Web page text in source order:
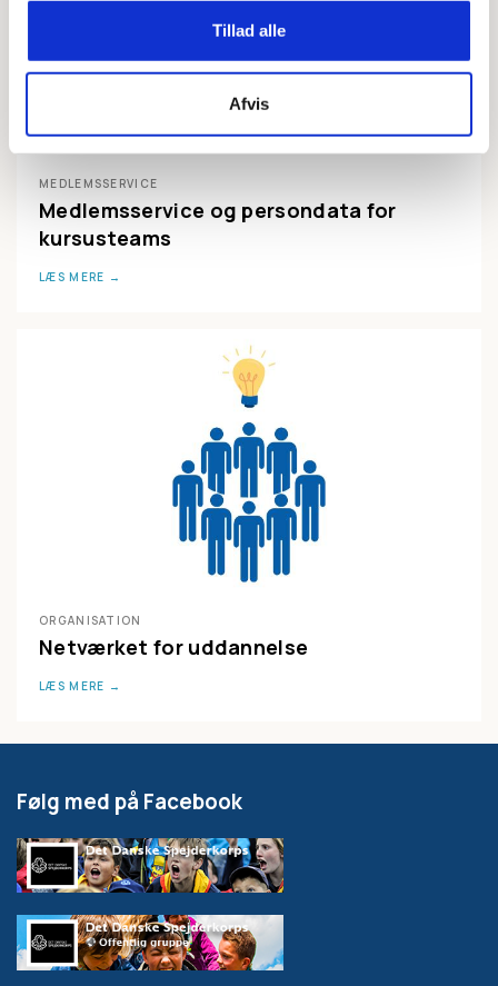
Tillad alle
Afvis
MEDLEMSSERVICE
Medlemsservice og persondata for
kursusteams
LÆS MERE
ORGANISATION
Netværket for uddannelse
LÆS MERE
Følg med på Facebook